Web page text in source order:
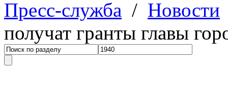
Пресс-служба / Новости
получат гранты главы